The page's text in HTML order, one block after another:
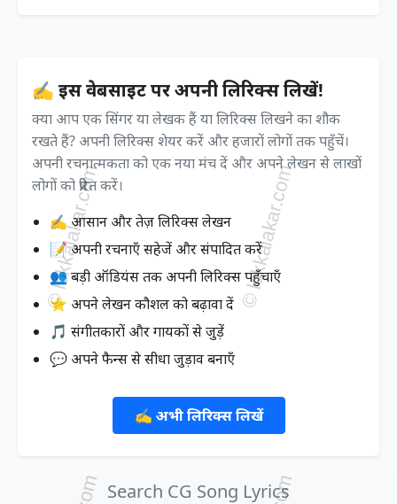
✍️ इस वेबसाइट पर अपनी लिरिक्स लिखें!
क्या आप एक सिंगर या लेखक हैं या लिरिक्स लिखने का शौक
रखते हैं? अपनी लिरिक्स शेयर करें और हजारों लोगों तक पहुँचें।
अपनी रचनात्मकता को एक नया मंच दें और अपने लेखन से लाखों
लोगों को प्रेरित करें।
✍️ आसान और तेज़ लिरिक्स लेखन
📝 अपनी रचनाएँ सहेजें और संपादित करें
👥 बड़ी ऑडियंस तक अपनी लिरिक्स पहुँचाएँ
⭐ अपने लेखन कौशल को बढ़ावा दें
🎵 संगीतकारों और गायकों से जुड़ें
💬 अपने फैन्स से सीधा जुड़ाव बनाएँ
✍️ अभी लिरिक्स लिखें
Search CG Song Lyrics